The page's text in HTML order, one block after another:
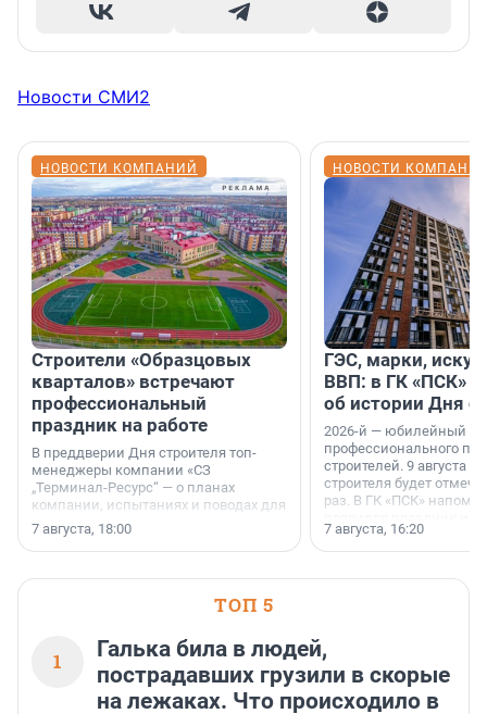
Новости СМИ2
НОВОСТИ КОМПАНИЙ
Строители «Образцовых
кварталов» встречают
профессиональный
праздник на работе
В преддверии Дня строителя топ-
менеджеры компании «СЗ
„Терминал-Ресурс“ — о планах
компании, испытаниях и поводах для
осторожного оптимизма.
7 августа, 18:00
НОВОСТИ
ГЭС, марки,
ВВП: в ГК «ПСК»
об истории Дня
2026-й — юбилейный
профессионального
строителей. 9 августа
строителя будет
раз. В ГК «ПСК»
поменялась роль
7 августа, 16:20
ТОП 5
1
Галька била в людей,
пострадавших грузили в скорые
на лежаках. Что происходило в